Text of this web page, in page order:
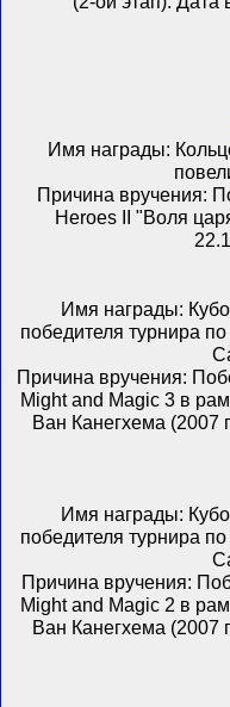
Имя награды:
Причина вручения:
Heroes II "Воля
Имя награды:
победителя турнира
Причина вручения:
Might and Magic 3 в
Ван Канегхема (2007
Имя награды:
победителя турнира
Причина вручения:
Might and Magic 2 в
Ван Канегхема (2007